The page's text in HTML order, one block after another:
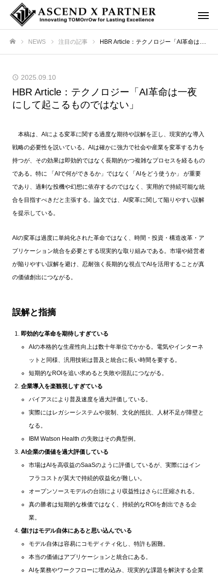
NEWS 注目の記事 HBR Article：テクノロジー「AI革命は一夜にして起こるものではない」
2025.09.10
HBR Article：テクノロジー「AI革命は一夜
にして起こるものではない」
本稿は、AIによる変革に関する過度な期待や誤解を正し、現実的な導入
戦略の必要性を説いている。AIは確かに強力で社会や産業を変革する力を
持つが、その効果は即効的ではなく長期的かつ複雑なプロセスを経るもの
である。特に 「AIで何ができるか」ではなく「AIをどう使うか」 が重要
であり、過剰な投機や幻想に依存するのではなく、実用的で持続可能な統
合を目指すべきだと主張する。論文では、AI変革に関して陥りやすい誤解
を提示している。
AIの変革は過度に単純化された革命ではなく、時間・投資・構造改革・ア
プリケーション統合を必要とする現実的な取り組みである。市場や経営者
が陥りやすい誤解を避け、忍耐強く長期的な視点でAIを活用することが真
の価値創出につながる。
誤解と指摘
即効的な革命を期待しすぎている
AIの本格的な生産性向上は数十年単位でかかる。電気やインターネ
ットと同様、汎用技術は普及と統合に長い時間を要する。
短期的なROIを追い求めると失敗や混乱につながる。
企業導入を楽観視しすぎている
バイアスにより普及速度を過大評価している。
実際にはレガシーシステムや規制、文化的抵抗、人材不足が障壁と
なる。
IBM Watson Health の失敗はその典型例。
AI企業の価値を過大評価している
市場はAIを高収益のSaaSのように評価しているが、実際にはイン
フラコストが莫大で持続的収益化が難しい。
オープンソースモデルの台頭により収益性はさらに圧縮される。
真の勝者は短期的な株価ではなく、持続的なROIを創出できる企
業。
儲けはモデル自体にあると思い込んでいる
モデル自体は容易にコモディティ化し、特許も困難。
本当の価値はアプリケーションと統合にある。
AIを業務やワークフローに埋め込み、現実的な課題を解決する企業